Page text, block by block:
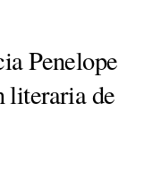
Penelope
literaria de